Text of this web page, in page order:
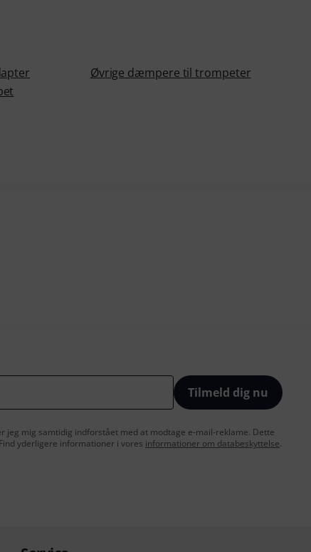
Øvrige dæmpere til trompeter
Tilmeld dig nu
jeg mig samtidig indforstået med at modtage e-mail-reklame. Dette
yderligere informationer i vores informationer om databeskyttelse.